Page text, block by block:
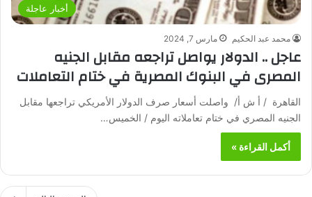
أخبار عاجلة
محمد عبد الحكيم مارس 7, 2024
عاجل .. الدولار يواصل تراجعه مقابل الجنيه
المصرى في البنوك المصرية في ختام التعاملات
القاهرة / أ ش أ/ واصلت أسعار صرف الدولار الأمريكي تراجعها مقابل
الجنيه المصري في ختام تعاملاته اليوم / الخميس…
أكمل القراءة »